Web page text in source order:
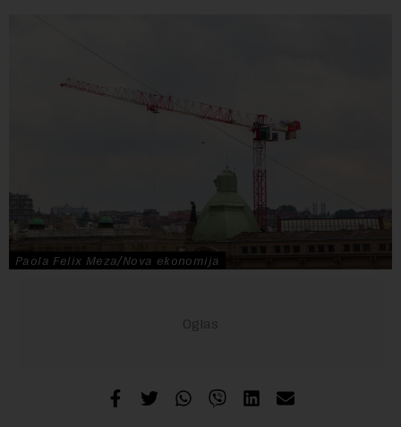
Paola Felix Meza/Nova ekonomija